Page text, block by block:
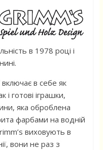
в 1978 році і
в себе як
і готові іграшки,
яка оброблена
фарбами на водній
виховують в
вони не раз з